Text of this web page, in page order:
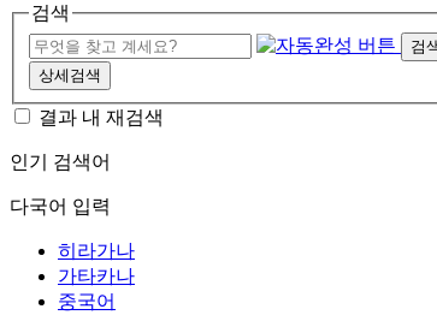
검색
검
상세검색
결과 내 재검색
인기 검색어
다국어 입력
히라가나
가타카나
중국어